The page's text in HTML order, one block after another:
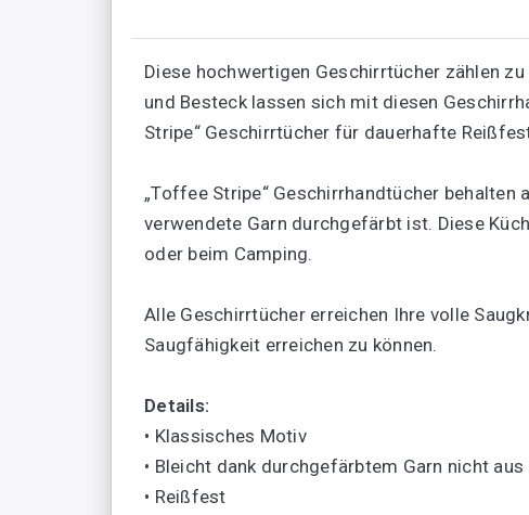
Diese hochwertigen Geschirrtücher zählen
und Besteck lassen sich mit diesen
Stripe“ Geschirrtücher für dauerhafte
„Toffee Stripe“ Geschirrhandtücher
verwendete Garn durchgefärbt ist. Diese
oder beim Camping.
Alle Geschirrtücher erreichen Ihre volle
Saugfähigkeit erreichen zu können.
Details:
• Klassisches Motiv
• Bleicht dank durchgefärbtem Garn nicht aus
• Reißfest